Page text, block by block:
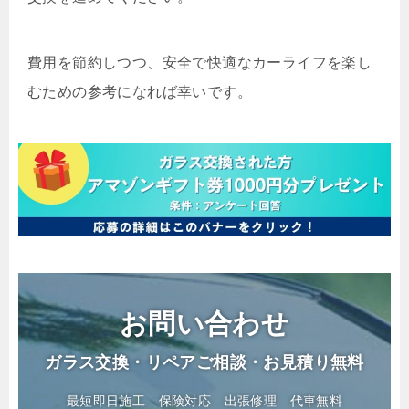
費用を節約しつつ、安全で快適なカーライフを楽し
むための参考になれば幸いです。
お問い合わせ
ガラス交換・リペアご相談・お見積り無料
最短即日施工 保険対応 出張修理 代車無料